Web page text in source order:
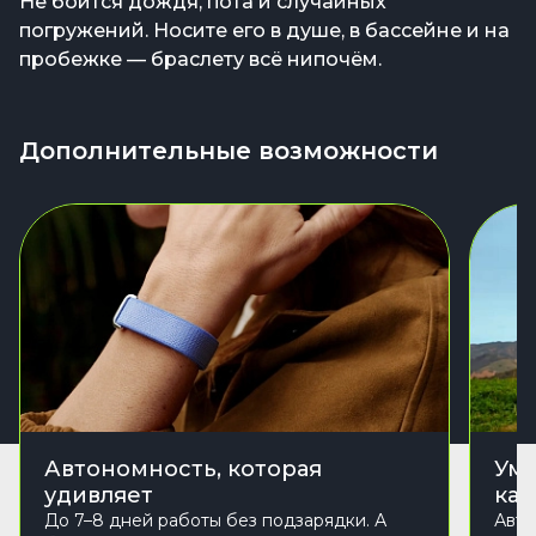
погружений. Носите его в душе, в бассейне и на
пробежке — браслету всё нипочём.
Дополнительные возможности
Автономность, которая
удивляет
До 7–8 дней работы без подзарядки. А